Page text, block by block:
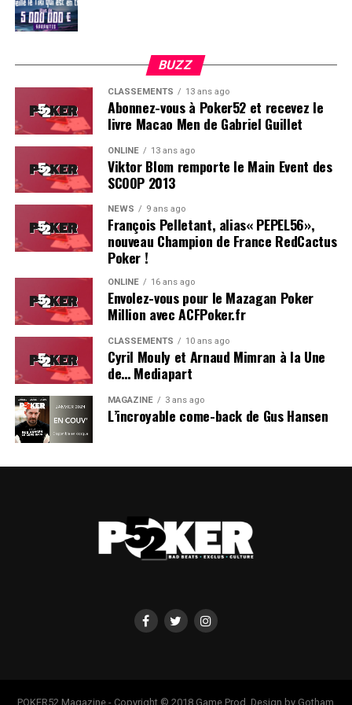
Soleau à gauche, sorti par Logghe au centre
BUZZ
CLASSEMENTS 13 ans ago
Abonnez-vous à Poker52 et recevez le
livre Macao Men de Gabriel Guillet
ONLINE 13 ans ago
Viktor Blom remporte le Main Event des
SCOOP 2013
NEWS 9 ans ago
François Pelletant, alias« PEPEL56»,
nouveau Champion de France RedCactus
Poker !
ONLINE 16 ans ago
Envolez-vous pour le Mazagan Poker
Million avec ACFPoker.fr
CLASSEMENTS 10 ans ago
Cyril Mouly et Arnaud Mimran à la Une
de… Mediapart
MAGAZINE 3 ans ago
L’incroyable come-back de Gus Hansen
POKER52 Magazine - Copyright © 2018 Game Prod. Design by Gotham